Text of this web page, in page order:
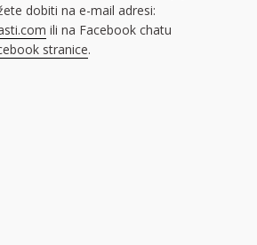
dobiti na e-mail adresi:
ili na Facebook chatu
stranice.